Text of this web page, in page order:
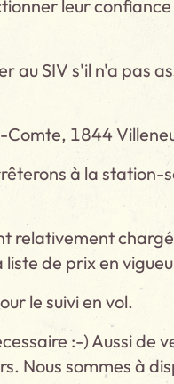
leur
au SIV s'il n'a pas
Comte, 1844
à la station-
relativement
de prix en
le suivi en vol.
:-) Aussi de
Nous sommes à